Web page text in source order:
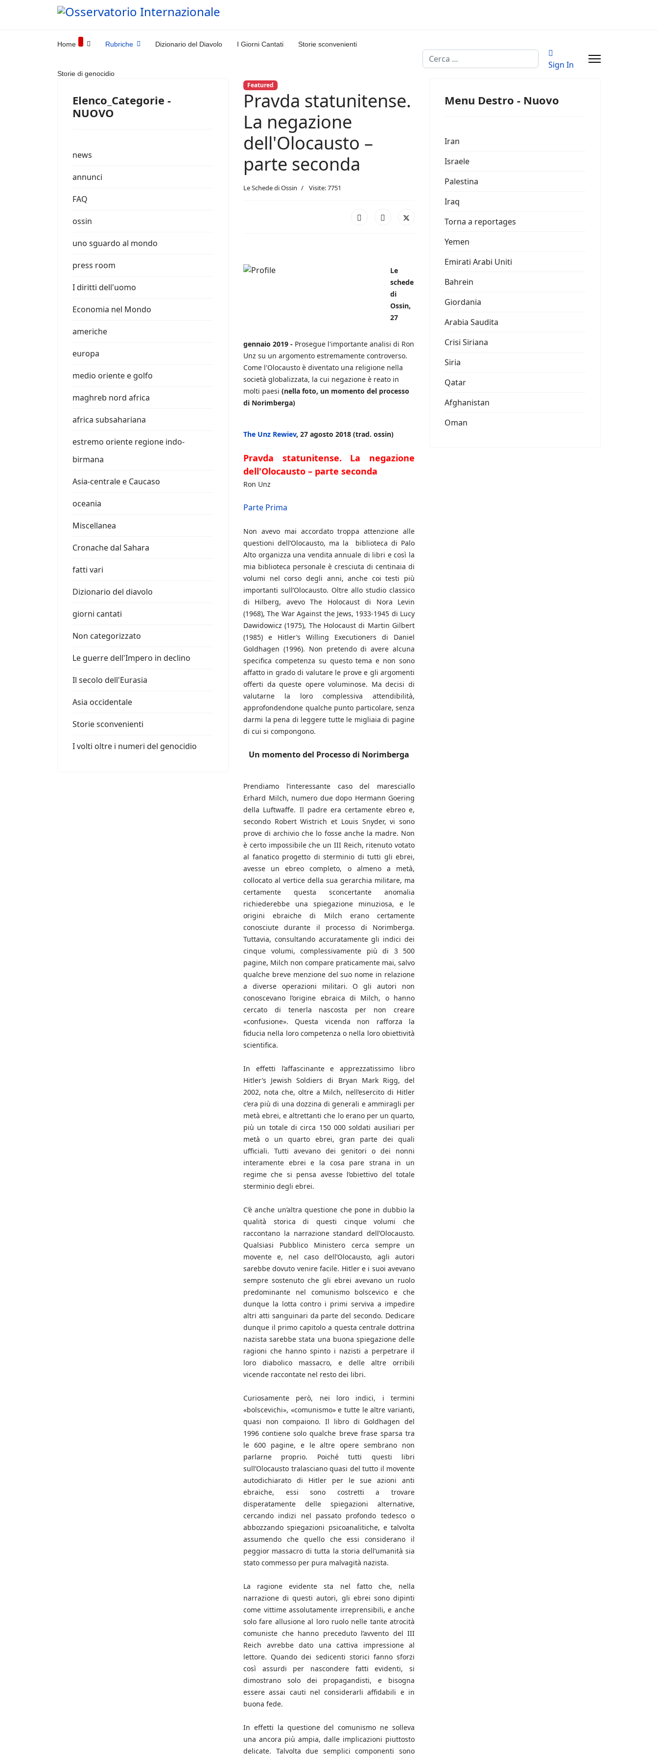
Home Rubriche Dizionario del Diavolo I Giorni Cantati Storie sconvenienti
Storie di genocidio
Cerca
Sign In
Elenco_Categorie -
NUOVO
news
annunci
FAQ
ossin
uno sguardo al mondo
press room
I diritti dell'uomo
Economia nel Mondo
americhe
europa
medio oriente e golfo
maghreb nord africa
africa subsahariana
estremo oriente regione indo-
birmana
Asia-centrale e Caucaso
oceania
Miscellanea
Cronache dal Sahara
fatti vari
Dizionario del diavolo
giorni cantati
Non categorizzato
Le guerre dell'Impero in declino
Il secolo dell'Eurasia
Asia occidentale
Storie sconvenienti
I volti oltre i numeri del genocidio
Featured
Pravda statunitense.
La negazione
dell'Olocausto –
parte seconda
Le Schede di Ossin Visite: 7751
Le
schede
di
Ossin,
27
gennaio 2019 - Prosegue l'importante analisi di Ron
Unz su un argomento estremamente controverso.
Come l'Olocausto è diventato una religione nella
società globalizzata, la cui negazione è reato in
molti paesi (nella foto, un momento del processo
di Norimberga)
The Unz Rewiev, 27 agosto 2018 (trad. ossin)
Pravda statunitense. La negazione
dell'Olocausto – parte seconda
Ron Unz
Parte Prima
Non avevo mai accordato troppa attenzione alle
questioni dell’Olocausto, ma la biblioteca di Palo
Alto organizza una vendita annuale di libri e così la
mia biblioteca personale è cresciuta di centinaia di
volumi nel corso degli anni, anche coi testi più
importanti sull’Olocausto. Oltre allo studio classico
di Hilberg, avevo The Holocaust di Nora Levin
(1968), The War Against the Jews, 1933-1945 di Lucy
Dawidowicz (1975), The Holocaust di Martin Gilbert
(1985) e Hitler’s Willing Executioners di Daniel
Goldhagen (1996). Non pretendo di avere alcuna
specifica competenza su questo tema e non sono
affatto in grado di valutare le prove e gli argomenti
offerti da queste opere voluminose. Ma decisi di
valutarne la loro complessiva attendibilità,
approfondendone qualche punto particolare, senza
darmi la pena di leggere tutte le migliaia di pagine
di cui si compongono.
Un momento del Processo di Norimberga
Prendiamo l’interessante caso del maresciallo
Erhard Milch, numero due dopo Hermann Goering
della Luftwaffe. Il padre era certamente ebreo e,
secondo Robert Wistrich et Louis Snyder, vi sono
prove di archivio che lo fosse anche la madre. Non
è certo impossibile che un III Reich, ritenuto votato
al fanatico progetto di sterminio di tutti gli ebrei,
avesse un ebreo completo, o almeno a metà,
collocato al vertice della sua gerarchia militare, ma
certamente questa sconcertante anomalia
richiederebbe una spiegazione minuziosa, e le
origini ebraiche di Milch erano certamente
conosciute durante il processo di Norimberga.
Tuttavia, consultando accuratamente gli indici dei
cinque volumi, complessivamente più di 3 500
pagine, Milch non compare praticamente mai, salvo
qualche breve menzione del suo nome in relazione
a diverse operazioni militari. O gli autori non
conoscevano l’origine ebraica di Milch, o hanno
cercato di tenerla nascosta per non creare
«confusione». Questa vicenda non rafforza la
fiducia nella loro competenza o nella loro obiettività
scientifica.
In effetti l’affascinante e apprezzatissimo libro
Hitler’s Jewish Soldiers di Bryan Mark Rigg, del
2002, nota che, oltre a Milch, nell’esercito di Hitler
c’era più di una dozzina di generali e ammiragli per
metà ebrei, e altrettanti che lo erano per un quarto,
più un totale di circa 150 000 soldati ausiliari per
metà o un quarto ebrei, gran parte dei quali
ufficiali. Tutti avevano dei genitori o dei nonni
interamente ebrei e la cosa pare strana in un
regime che si pensa avesse l’obiettivo del totale
sterminio degli ebrei.
C’è anche un’altra questione che pone in dubbio la
qualità storica di questi cinque volumi che
raccontano la narrazione standard dell’Olocausto.
Qualsiasi Pubblico Ministero cerca sempre un
movente e, nel caso dell’Olocausto, agli autori
sarebbe dovuto venire facile. Hitler e i suoi avevano
sempre sostenuto che gli ebrei avevano un ruolo
predominante nel comunismo bolscevico e che
dunque la lotta contro i primi serviva a impedire
altri atti sanguinari da parte del secondo. Dedicare
dunque il primo capitolo a questa centrale dottrina
nazista sarebbe stata una buona spiegazione delle
ragioni che hanno spinto i nazisti a perpetrare il
loro diabolico massacro, e delle altre orribili
vicende raccontate nel resto dei libri.
Curiosamente però, nei loro indici, i termini
«bolscevichi», «comunismo» e tutte le altre varianti,
quasi non compaiono. Il libro di Goldhagen del
1996 contiene solo qualche breve frase sparsa tra
le 600 pagine, e le altre opere sembrano non
parlarne proprio. Poiché tutti questi libri
sull’Olocausto tralasciano quasi del tutto il movente
autodichiarato di Hitler per le sue azioni anti
ebraiche, essi sono costretti a trovare
disperatamente delle spiegazioni alternative,
cercando indizi nel passato profondo tedesco o
abbozzando spiegazioni psicoanalitiche, e talvolta
assumendo che quello che essi considerano il
peggior massacro di tutta la storia dell’umanità sia
stato commesso per pura malvagità nazista.
La ragione evidente sta nel fatto che, nella
narrazione di questi autori, gli ebrei sono dipinti
come vittime assolutamente irreprensibili, e anche
solo fare allusione al loro ruolo nelle tante atrocità
comuniste che hanno preceduto l’avvento del III
Reich avrebbe dato una cattiva impressione al
lettore. Quando dei sedicenti storici fanno sforzi
così assurdi per nascondere fatti evidenti, si
dimostrano solo dei propagandisti, e bisogna
essere assai cauti nel considerarli affidabili e in
buona fede.
In effetti la questione del comunismo ne solleva
una ancora più ampia, dalle implicazioni piuttosto
delicate. Talvolta due semplici componenti sono
Menu Destro - Nuovo
Iran
Israele
Palestina
Iraq
Torna a reportages
Yemen
Emirati Arabi Uniti
Bahrein
Giordania
Arabia Saudita
Crisi Siriana
Siria
Qatar
Afghanistan
Oman